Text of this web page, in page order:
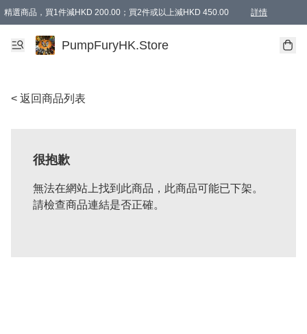
精選商品，買1件減HKD 200.00；買2件或以上減HKD 450.00 詳情
AAPE商品,會員專享9折或以上（按會員等級）AAPE products, members can
精選商品，任選買2件或以上減HKD 100.00
購物滿 HKD 800.00即享免運費優惠！（適用於 特定的送貨方式 )
PumpFuryHK.Store
< 返回商品列表
很抱歉
無法在網站上找到此商品，此商品可能已下架。
請檢查商品連結是否正確。